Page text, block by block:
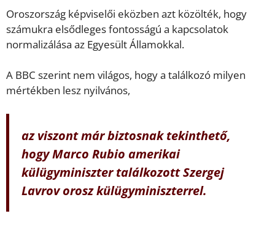
Oroszország képviselői eközben azt közölték, hogy
számukra elsődleges fontosságú a kapcsolatok
normalizálása az Egyesült Államokkal.
A BBC szerint nem világos, hogy a találkozó milyen
mértékben lesz nyilvános,
az viszont már biztosnak tekinthető,
hogy Marco Rubio amerikai
külügyminiszter találkozott Szergej
Lavrov orosz külügyminiszterrel.